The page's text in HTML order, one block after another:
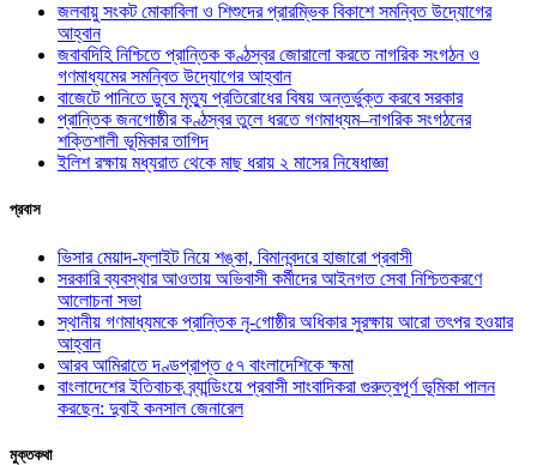
জলবায়ু সংকট মোকাবিলা ও শিশুদের প্রারম্ভিক বিকাশে সমন্বিত উদ্যোগের
আহ্বান
জবাবদিহি নিশ্চিতে প্রান্তিক কণ্ঠস্বর জোরালো করতে নাগরিক সংগঠন ও
গণমাধ্যমের সমন্বিত উদ্যোগের আহ্বান
বাজেটে পানিতে ডুবে মৃত্যু প্রতিরোধের বিষয় অন্তর্ভুক্ত করবে সরকার
প্রান্তিক জনগোষ্ঠীর কণ্ঠস্বর তুলে ধরতে গণমাধ্যম–নাগরিক সংগঠনের
শক্তিশালী ভূমিকার তাগিদ
ইলিশ রক্ষায় মধ্যরাত থেকে মাছ ধরায় ২ মাসের নিষেধাজ্ঞা
প্রবাস
ভিসার মেয়াদ-ফ্লাইট নিয়ে শঙ্কা, বিমানবন্দরে হাজারো প্রবাসী
সরকারি ব্যবস্থার আওতায় অভিবাসী কর্মীদের আইনগত সেবা নিশ্চিতকরণে
আলোচনা সভা
স্থানীয় গণমাধ্যমকে প্রান্তিক নৃ-গোষ্ঠীর অধিকার সুরক্ষায় আরো তৎপর হওয়ার
আহ্বান
আরব আমিরাতে দণ্ডপ্রাপ্ত ৫৭ বাংলাদেশিকে ক্ষমা
বাংলাদেশের ইতিবাচক ব্র্যান্ডিংয়ে প্রবাসী সাংবাদিকরা গুরুত্বপূর্ণ ভূমিকা পালন
করছেন: দুবাই কনসাল জেনারেল
মুক্তকথা